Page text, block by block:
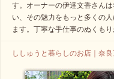
す。オーナーの伊達文香さん
い、その魅力をもっと多くの
ます。丁寧な手仕事のぬくも
ししゅうと暮らしのお店｜奈